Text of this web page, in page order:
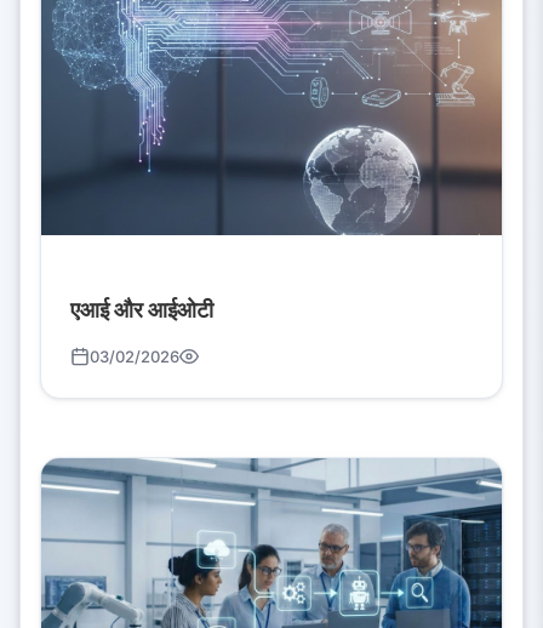
एआई और आईओटी
03/02/2026